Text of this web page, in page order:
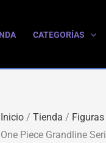
CATEGORÍAS
Inicio /Tienda /
One Piece Grandline
|
One